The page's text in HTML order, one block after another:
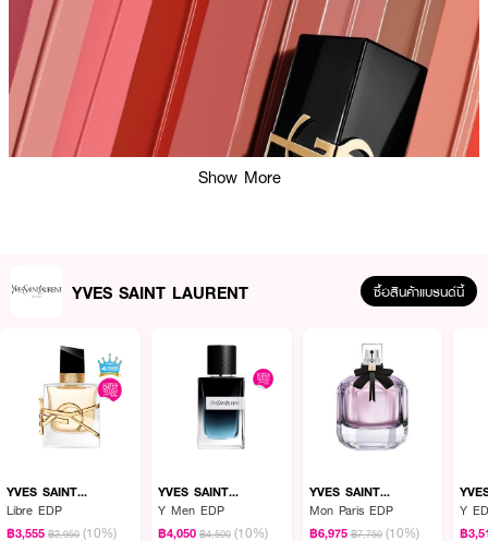
ผลลัพธ์ที่ได้:
Inks Blur ช่วยให้ริมฝีปากของคุณดูเรียบเนียนและมีสีสันสดใส ด้วยสูตรที่ผสม
ผสานพิกเมนต์เข้มข้นและส่วนผสมบำรุงผิว เช่น เซราไมด์และสารสกัดจากกระบอง
เพชร (Prickly Pear) ที่ช่วยล็อคความชุ่มชื้น เนื้อสัมผัสบางเบาให้ความรู้สึกสบาย
Show More
YVES SAINT LAURENT ซื้อสินค้าแบรนด์นี้
YVES SAINT
LAURENT
Libre EDP
฿3,555 ฿3,950 (10%)
YVES SAINT
LAURENT
Y Men EDP
฿4,050 ฿4,500 (10%)
YVES SAINT
LAURENT
Mon Paris EDP
฿6,975 ฿7,750 (10%)
Y
฿